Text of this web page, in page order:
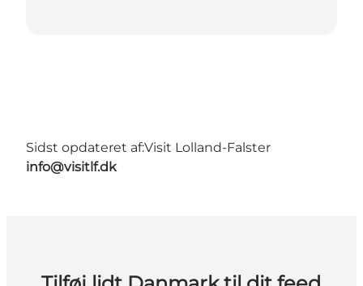
Sidst opdateret af:Visit Lolland-Falster
info@visitlf.dk